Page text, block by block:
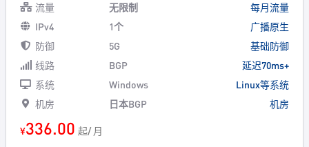
流量
无限制
每月流量
IPv4
1个
广播原生
防御
5G
基础防御
线路
BGP
延迟70ms+
系统
Windows
Linux等系统
机房
日本BGP 机房
¥336.00 起/ 月